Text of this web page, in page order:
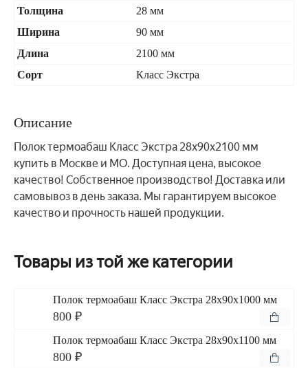
Толщина
28 мм
Ширина
90 мм
Длина
2100 мм
Сорт
Класс Экстра
Описание
Полок термоабаш Класс Экстра 28x90x2100 мм
купить в Москве и МО. Доступная цена, высокое
качество! Собственное производство! Доставка или
самовывоз в день заказа. Мы гарантируем высокое
качество и прочность нашей продукции.
Товары из той же категории
Полок термоабаш Класс Экстра 28x90x1000 мм
800 ₽
Полок термоабаш Класс Экстра 28x90x1100 мм
800 ₽